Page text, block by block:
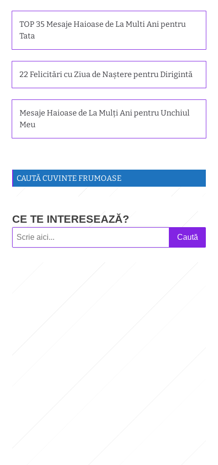
TOP 35 Mesaje Haioase de La Multi Ani pentru
Tata
22 Felicitări cu Ziua de Naștere pentru Dirigintă
Mesaje Haioase de La Mulți Ani pentru Unchiul
Meu
CAUTĂ CUVINTE FRUMOASE
CE TE INTERESEAZĂ?
Caută